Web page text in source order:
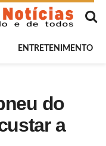
ENTRETENIMENTO
do
a